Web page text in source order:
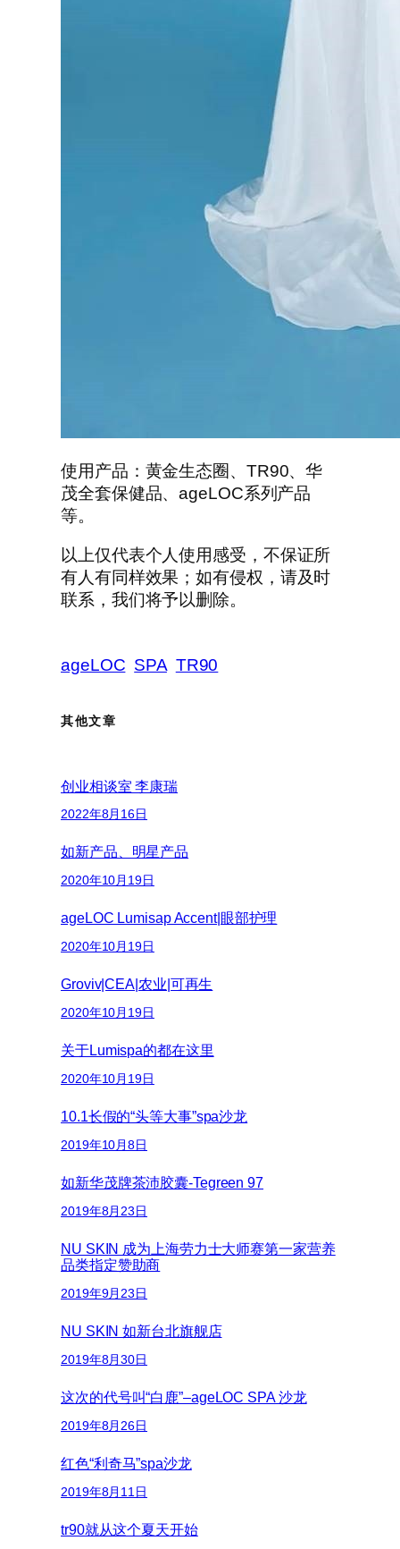
使用产品：黄金生态圈、TR90、华
茂全套保健品、ageLOC系列产品
等。
以上仅代表个人使用感受，不保证所
有人有同样效果；如有侵权，请及时
联系，我们将予以删除。
ageLOC SPA TR90
其他文章
创业相谈室 李康瑞
2022年8月16日
如新产品、明星产品
2020年10月19日
ageLOC Lumisap Accent|眼部护理
2020年10月19日
Groviv|CEA|农业|可再生
2020年10月19日
关于Lumispa的都在这里
2020年10月19日
10.1长假的“头等大事”spa沙龙
2019年10月8日
如新华茂牌茶沛胶囊-Tegreen 97
2019年8月23日
NU SKIN 成为上海劳力士大师赛第一家营养
品类指定赞助商
2019年9月23日
NU SKIN 如新台北旗舰店
2019年8月30日
这次的代号叫“白鹿”–ageLOC SPA 沙龙
2019年8月26日
红色“利奇马”spa沙龙
2019年8月11日
tr90就从这个夏天开始